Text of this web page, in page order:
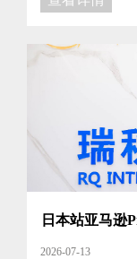
日本站亚马逊
2026-07-13